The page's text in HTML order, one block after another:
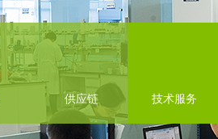
供应链 技术服务